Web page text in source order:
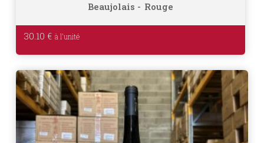
Beaujolais Rouge
30.10 €